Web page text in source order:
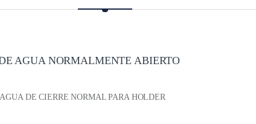
AGUA NORMALMENTE ABIERTO
DE CIERRE NORMAL PARA HOLDER